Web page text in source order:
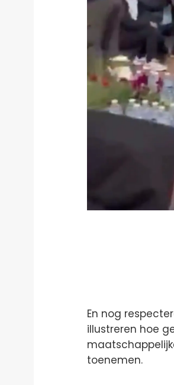
En nog
illustreren hoe
toenemen.